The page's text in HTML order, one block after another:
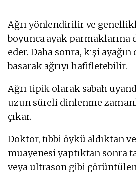
Ağrı yönlendirilir ve
boyunca ayak parmaklarına
eder. Daha sonra, kişi ayağın
basarak ağrıyı hafifletebilir.
Ağrı tipik olarak sabah
uzun süreli dinlenme
çıkar.
Doktor, tıbbi öykü aldıktan
muayenesi yaptıktan sonra
veya ultrason gibi